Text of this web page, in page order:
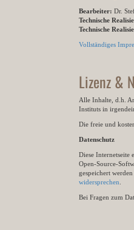
Bearbeiter: Dr.
Technische
Technische
Vollständiges
Lizenz &
Alle Inhalte, d.h.
Instituts in
Die freie und
Datenschutz
Diese Internetseite
Open-Source-
gespeichert
widersprechen
Bei Fragen zum